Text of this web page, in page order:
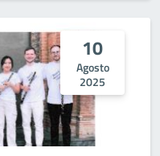
10
Agosto
2025